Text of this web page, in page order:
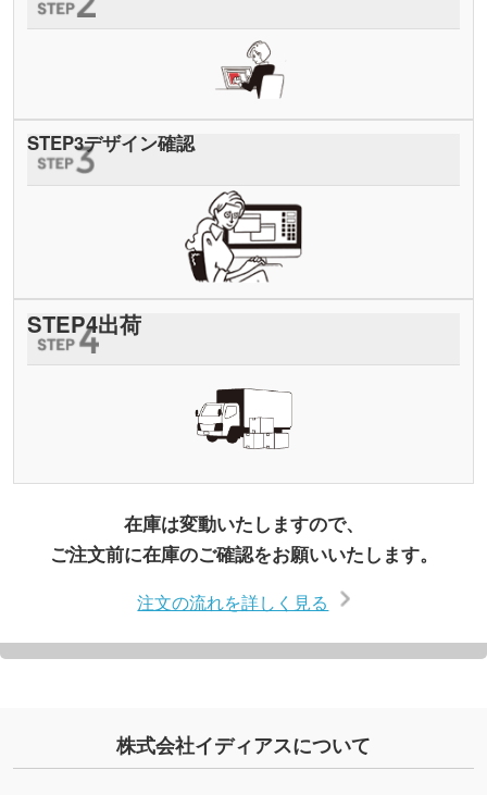
STEP3デザイン確認
STEP4出荷
在庫は変動いたしますので、
ご注文前に在庫のご確認をお願いいたします。
注文の流れを詳しく見る
株式会社イディアスについて